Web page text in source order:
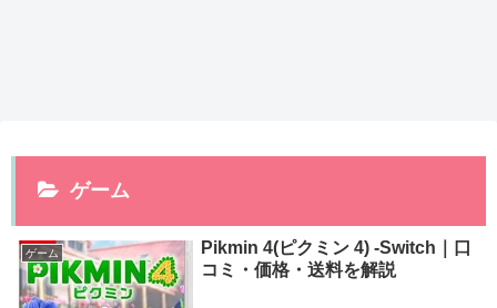
ゲーム
ゲーム
Pikmin 4(ピクミン 4) -Switch｜口
コミ・価格・送料を解説